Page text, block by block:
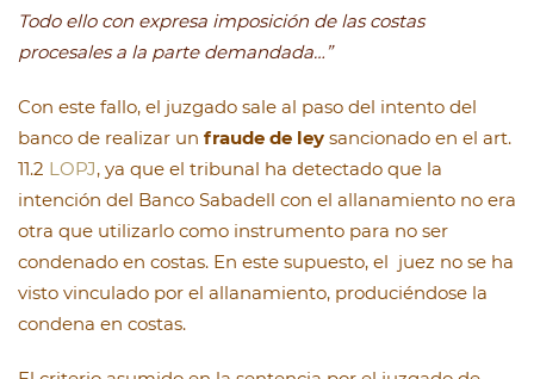
Todo ello con expresa imposición de las costas
procesales a la parte demandada…”
Con este fallo, el juzgado sale al paso del intento del
banco de realizar un fraude de ley sancionado en el art.
11.2 LOPJ, ya que el tribunal ha detectado que la
intención del Banco Sabadell con el allanamiento no era
otra que utilizarlo como instrumento para no ser
condenado en costas. En este supuesto, el juez no se ha
visto vinculado por el allanamiento, produciéndose la
condena en costas.